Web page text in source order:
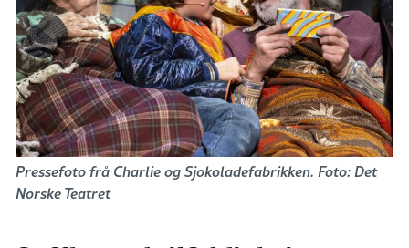
Pressefoto frå Charlie og Sjokoladefabrikken. Foto: Det
Norske Teatret